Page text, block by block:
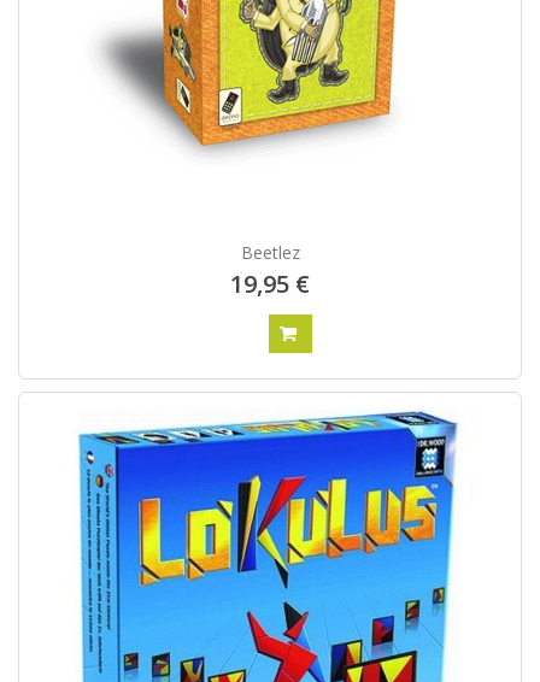
Beetlez
19,95 €